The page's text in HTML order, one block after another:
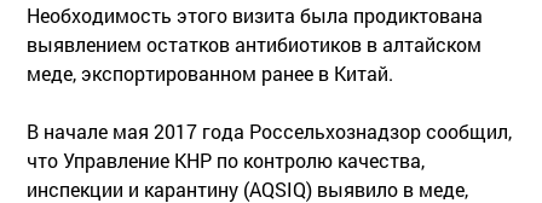
Необходимость этого визита была продиктована
выявлением остатков антибиотиков в алтайском
меде, экспортированном ранее в Китай.
В начале мая 2017 года Россельхознадзор сообщил,
что Управление КНР по контролю качества,
инспекции и карантину (AQSIQ) выявило в меде,